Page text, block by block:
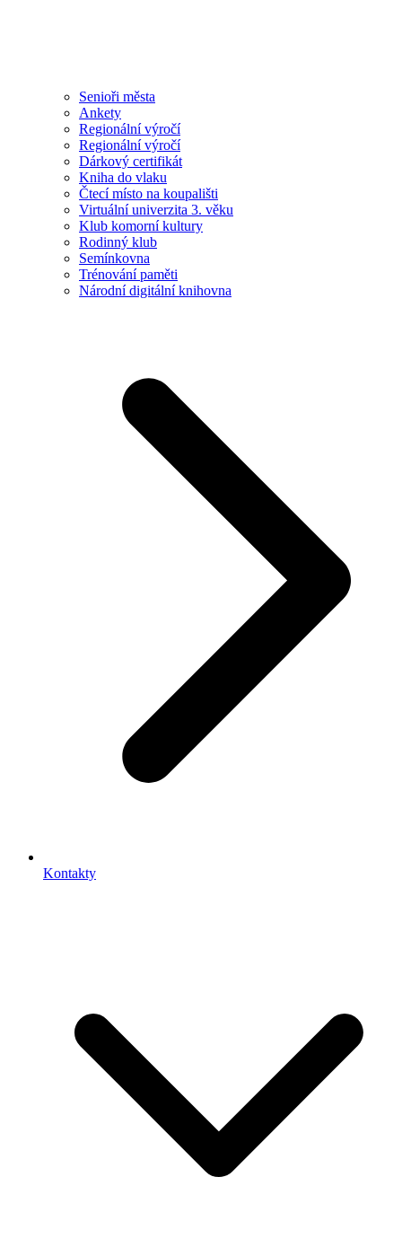
Senioři města
Ankety
Regionální výročí
Regionální výročí
Dárkový certifikát
Kniha do vlaku
Čtecí místo na koupališti
Virtuální univerzita 3. věku
Klub komorní kultury
Rodinný klub
Semínkovna
Trénování paměti
Národní digitální knihovna
Kontakty